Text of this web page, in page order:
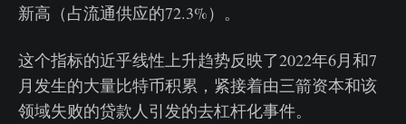
新高（占流通供应的72.3%）。
这个指标的近乎线性上升趋势反映了2022年6月和7
月发生的大量比特币积累，紧接着由三箭资本和该
领域失败的贷款人引发的去杠杆化事件。